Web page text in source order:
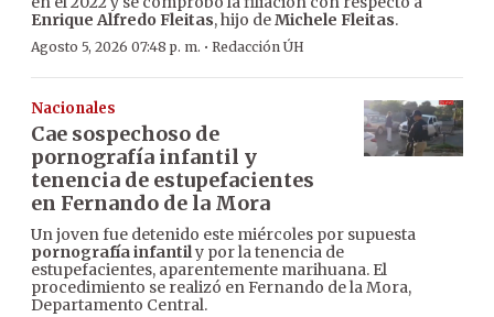
Enrique Alfredo Fleitas, hijo deMichele Fleitas.
Agosto 5, 2026 07:48 p. m. · Redacción ÚH
Nacionales
Cae sospechoso de
pornografía infantil y
tenencia de estupefacientes
en Fernando de la Mora
Un joven fue detenido este miércoles por supuesta
pornografía infantily por la tenencia de
estupefacientes, aparentemente marihuana. El
procedimiento se realizó en Fernando de la Mora,
Departamento Central.